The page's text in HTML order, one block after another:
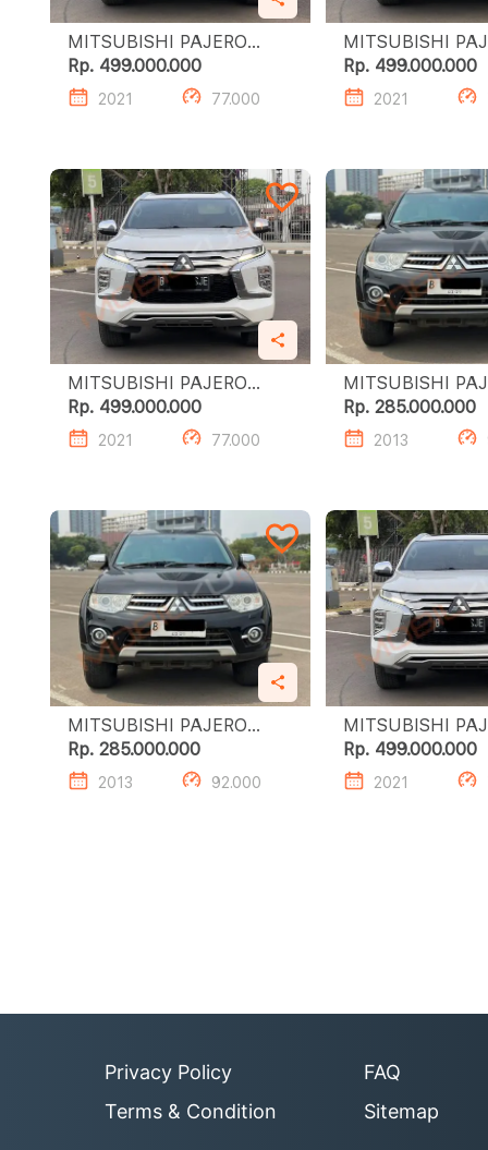
MITSUBISHI PAJERO
SPORT 2.4L DAKAR A/T
(4X2)
Rp. 499.000.000
2021 77.000
MITSUBISHI
SPORT 2.4L DAKAR A/T
(4X2)
Rp. 499.000.000
2021
MITSUBISHI PAJERO
SPORT 2.4L DAKAR A/T
(4X2)
Rp. 499.000.000
2021 77.000
MITSUBISHI
SPORT 2.4L DAKAR A/T
(4X2)
Rp. 285.000.000
2013
MITSUBISHI PAJERO
SPORT 2.4L DAKAR A/T
(4X2)
Rp. 285.000.000
2013 92.000
MITSUBISHI
SPORT 2.4L DAKAR A/T
(4X2)
Rp. 499.000.000
2021
Privacy Policy
Terms & Condition
FAQ
Sitemap